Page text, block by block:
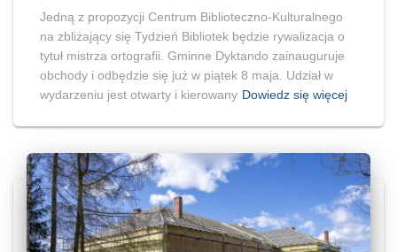
Jedną z propozycji Centrum Biblioteczno-Kulturalnego
na zbliżający się Tydzień Bibliotek będzie rywalizacja o
tytuł mistrza ortografii. Gminne Dyktando zainauguruje
obchody i odbędzie się już w piątek 8 maja. Udział w
wydarzeniu jest otwarty i kierowany Dowiedz się więcej